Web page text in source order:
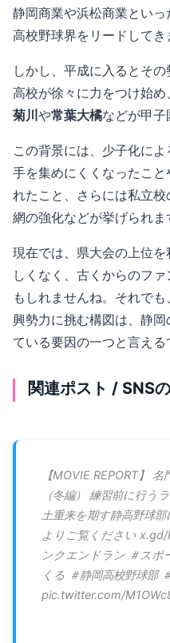
静岡商業や浜松商業とい
高校野球界をリードして
しかし、平成に入るとそ
高校が徐々に力をつけ始
菊川 や常葉大橘などが甲子
この背景には、少子化に
手を集めにくくなったこ
れたこと、さらには私立
網の強化などが挙げられま
現在では、県大会の上位
しくなく、古くからのフ
もしれませんね。それで
興勢力に挑む構図は、静
ている要因の一つと言え
関連ポスト / SNS
【MOVIE REPORT】
（冬編） 練習前に行う
土重来を期す静高野球
よりご覧ください
ンクエンドラン ＃スポ
くる ＃静岡高校野球部
pic.twitter.com/